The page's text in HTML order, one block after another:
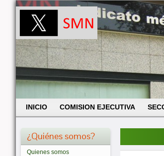
INICIO COMISION EJECUTIVA
¿Quiénes somos?
Quienes somos